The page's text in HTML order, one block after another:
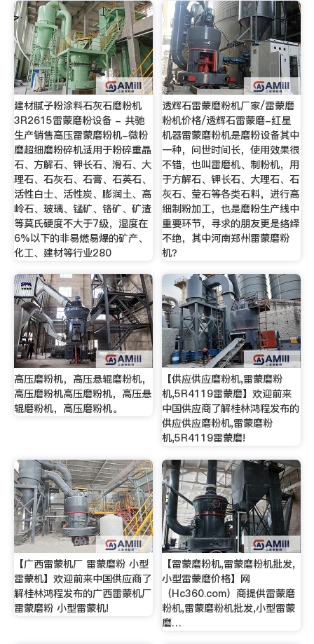
建材腻子粉涂料石灰石磨粉机
3R2615雷蒙磨粉设备 - 共驰
生产销售高压雷蒙磨粉机-微粉
磨超细磨粉碎机适用于粉碎重晶
石、方解石、钾长石、滑石、大
理石、石灰石、石膏、石英石、
活性白士、活性炭、膨润土、高
岭石、玻璃、锰矿、铬矿、矿渣
等莫氏硬度不大于7级，湿度在
6%以下的非易燃易爆的矿产、
化工、建材等行业280
透辉石雷蒙磨粉机厂家/雷蒙磨
粉机价格/透辉石雷蒙磨-红星
机器雷蒙磨粉机是磨粉设备其中
一种，问世时间长，使用效果很
不错，也叫雷磨机、制粉机，用
于方解石、钾长石、大理石、石
灰石、莹石等各类石料，进行高
细制粉加工，也是磨粉生产线中
重要环节，寻求的朋友更是络绎
不绝，其中河南郑州雷蒙磨粉
机？
高压磨粉机，高压悬辊磨粉机，
高压磨粉机高压磨粉机，高压悬
辊磨粉机，高压磨粉机。
【供应供应磨粉机,雷蒙磨粉
机,5R4119雷蒙磨】欢迎前来
中国供应商了解桂林鸿程发布的
供应供应磨粉机,雷蒙磨粉
机,5R4119雷蒙磨!
【广西雷蒙机厂 雷蒙磨粉 小型
雷蒙机】欢迎前来中国供应商了
解桂林鸿程发布的广西雷蒙机厂
雷蒙磨粉 小型雷蒙机!
【雷蒙磨粉机,雷蒙磨粉机批发,
小型雷蒙磨价格】网
（Hc360.com）商提供雷蒙磨
粉机,雷蒙磨粉机批发,小型雷蒙
磨…